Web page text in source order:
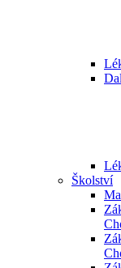
Školství